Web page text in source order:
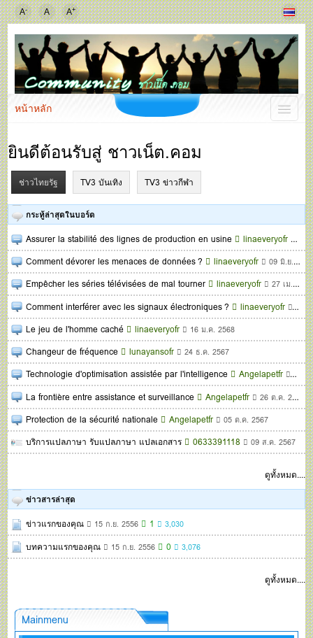
A- A A+
หน้าหลัก
ยินดีต้อนรับสู่ ชาวเน็ต.คอม
ช่าวไทยรัฐ TV3 บันเทิง TV3 ข่าวกีฬา
กระทู้ล่าสุดในบอร์ด
Assurer la stabilité des lignes de production en usine
linaeveryofr
Comment dévorer les menaces de données ? linaeveryofr 09 มิ.ย. 2568
Empêcher les séries télévisées de mal tourner linaeveryofr 27 เม.ย. 2568
Comment interférer avec les signaux électroniques ? linaeveryofr 11
Le jeu de l'homme caché linaeveryofr 16 ม.ค. 2568
Changeur de fréquence lunayansofr 24 ธ.ค. 2567
Technologie d'optimisation assistée par l'intelligence Angelapetfr 02 ธ
La frontière entre assistance et surveillance Angelapetfr 26 ต.ค. 2567
Protection de la sécurité nationale Angelapetfr 05 ต.ค. 2567
บริการแปลภาษา รับแปลภาษา แปลเอกสาร 0633391118 09 ส.ค. 2567
ดูทั้งหมด....
ข่าวสารล่าสุด
ข่าวแรกของคุณ
15 ก.ย. 2556 1 3,030
บทความแรกของคุณ 15 ก.ย. 2556 0 3,076
ดูทั้งหมด....
Mainmenu